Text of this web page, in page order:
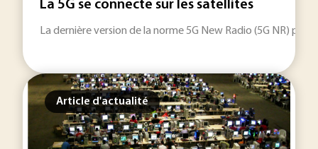
La 5G se connecte sur les satellites
La dernière version de la norme 5G New Radio (5G NR)
Article d'actualité